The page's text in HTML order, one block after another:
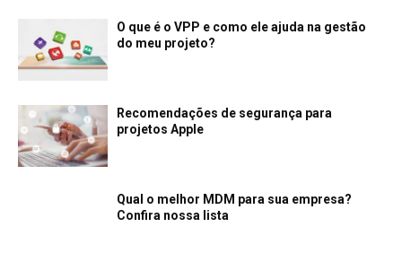
O que é o VPP e como ele ajuda na gestão
do meu projeto?
Recomendações de segurança para
projetos Apple
Qual o melhor MDM para sua empresa?
Confira nossa lista